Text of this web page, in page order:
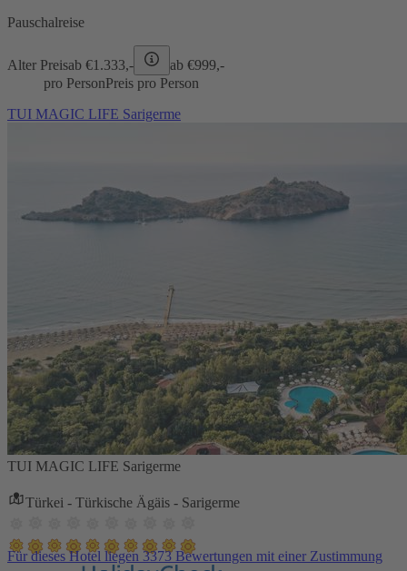
Pauschalreise
Alter Preisab €1.333,- ab €999,-
pro PersonPreis pro Person
TUI MAGIC LIFE Sarigerme
TUI MAGIC LIFE Sarigerme
Türkei - Türkische Ägäis - Sarigerme
Für dieses Hotel liegen 3373 Bewertungen mit einer Zustimmung